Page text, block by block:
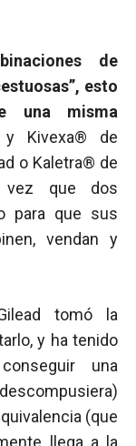
de
esto
una misma
y Kivexa® de
o Kaletra® de
vez que dos
para que sus
vendan y
tomó la
y ha tenido
una
(que
llega a la